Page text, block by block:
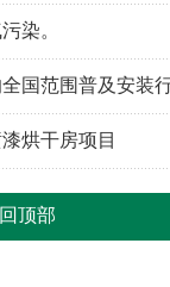
染。
国范围普及安装
烘干房项目
顶部